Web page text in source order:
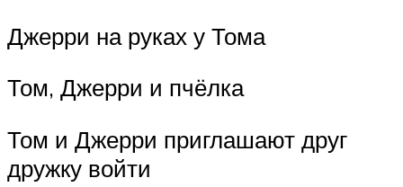
Джерри на руках у Тома
Том, Джерри и пчёлка
Том и Джерри приглашают друг
дружку войти